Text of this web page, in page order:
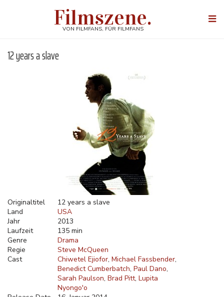
Filmszene.
VON FILMFANS, FÜR FILMFANS
12 years a slave
Originaltitel
12 years a slave
Land
USA
Jahr
2013
Laufzeit
135 min
Genre
Drama
Regie
Steve McQueen
Cast
Chiwetel Ejiofor Michael Fassbender
Benedict Cumberbatch Paul Dano
Sarah Paulson Brad Pitt Lupita
Nyongo'o